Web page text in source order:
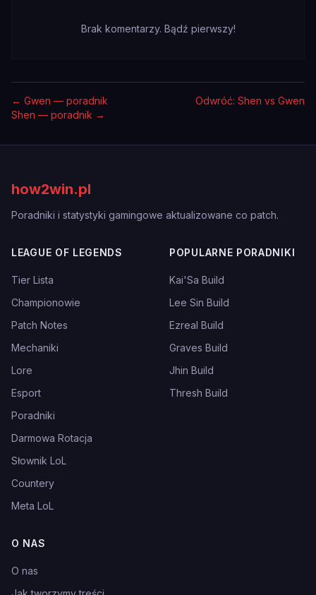
Brak komentarzy. Bądź pierwszy!
← Gwen — poradnik
Odwróć: Shen vs Gwen
Shen — poradnik →
how2win.pl
Poradniki i statystyki gamingowe aktualizowane co patch.
LEAGUE OF LEGENDS
Tier Lista
Championowie
Patch Notes
Mechaniki
Lore
Esport
Poradniki
Darmowa Rotacja
Słownik LoL
Countery
Meta LoL
POPULARNE PORADNIKI
Kai'Sa Build
Lee Sin Build
Ezreal Build
Graves Build
Jhin Build
Thresh Build
O NAS
O nas